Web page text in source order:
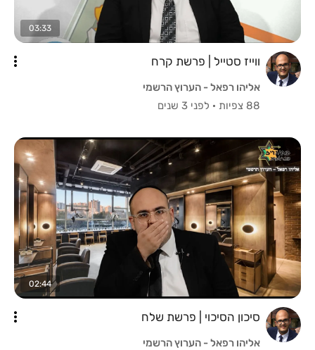
03:33
ווייז סטייל | פרשת קרח
אליהו רפאל - הערוץ הרשמי
88 צפיות
· לפני 3 שנים
02:44
סיכון הסיכוי | פרשת שלח
אליהו רפאל - הערוץ הרשמי